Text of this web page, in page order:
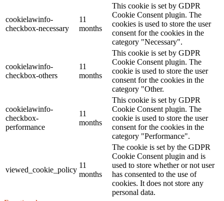
cookielawinfo-
checkbox-necessary
11
months
This cookie is set by GDPR
Cookie Consent plugin. The
cookies is used to store the user
consent for the cookies in the
category "Necessary".
cookielawinfo-
checkbox-others
11
months
This cookie is set by GDPR
Cookie Consent plugin. The
cookie is used to store the user
consent for the cookies in the
category "Other.
cookielawinfo-
checkbox-
performance
11
months
This cookie is set by GDPR
Cookie Consent plugin. The
cookie is used to store the user
consent for the cookies in the
category "Performance".
viewed_cookie_policy
11
months
The cookie is set by the GDPR
Cookie Consent plugin and is
used to store whether or not user
has consented to the use of
cookies. It does not store any
personal data.